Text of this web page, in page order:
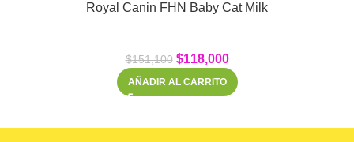
Royal Canin FHN Baby Cat Milk
$151,100 $118,000
AÑADIR AL CARRITO